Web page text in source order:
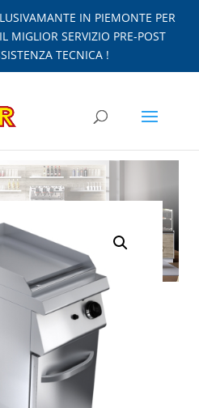
IN PIEMONTE PER
MIGLIOR SERVIZIO PRE-POST
TECNICA !